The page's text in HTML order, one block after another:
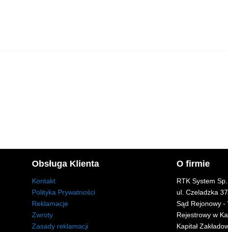
Obsługa Klienta
Kontakt
Polityka Prywatności
Reklamacje
Zwroty
Zasady reklamacji
O firmie
RTK System Sp.
ul. Czeladzka
Sąd Rejonowy -
Rejestrowy w
Kapitał